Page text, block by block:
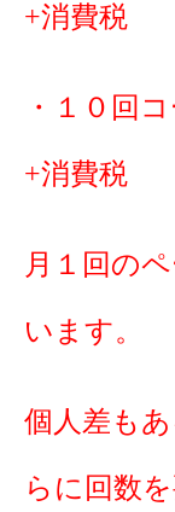
+消費税
・１０回
+消費税
月１回の
います。
個人差も
らに回数